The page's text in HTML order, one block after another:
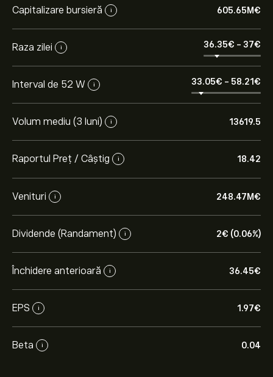
Capitalizare bursieră i 605.65M‎€‎
Raza zilei i 36.35‎€‎ - 37‎€‎
Interval de 52 W i 33.05‎€‎ - 58.21‎€‎
Volum mediu (3 luni) i 13619.5
Raportul Preț / Câștig i 18.42
Venituri i 248.47M‎€‎
Dividende (Randament) i 2‎€‎ (0.06%)
Închidere anterioară i 36.45‎€‎
EPS i 1.97‎€‎
Beta i 0.04